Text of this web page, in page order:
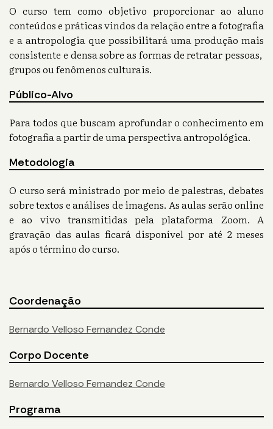
O curso tem como objetivo proporcionar ao aluno
conteúdos e práticas vindos da relação entre a fotografia
e a antropologia que possibilitará uma produção mais
consistente e densa sobre as formas de retratar pessoas,
grupos ou fenômenos culturais.
Público-Alvo
Para todos que buscam aprofundar o conhecimento em
fotografia a partir de uma perspectiva antropológica.
Metodologia
O curso será ministrado por meio de palestras, debates
sobre textos e análises de imagens. As aulas serão online
e ao vivo transmitidas pela plataforma Zoom. A
gravação das aulas ficará disponível por até 2 meses
após o término do curso.
Coordenação
Bernardo Velloso Fernandez Conde
Corpo Docente
Bernardo Velloso Fernandez Conde
Programa